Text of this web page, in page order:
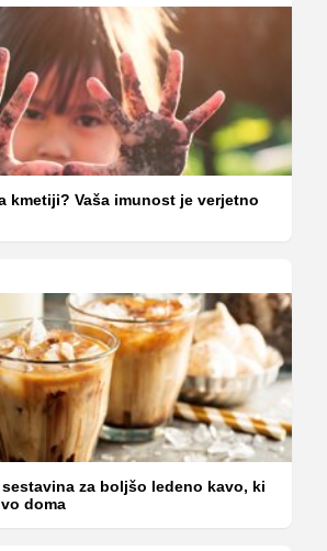
kmetiji? Vaša imunost je verjetno
za boljšo ledeno kavo, ki
doma